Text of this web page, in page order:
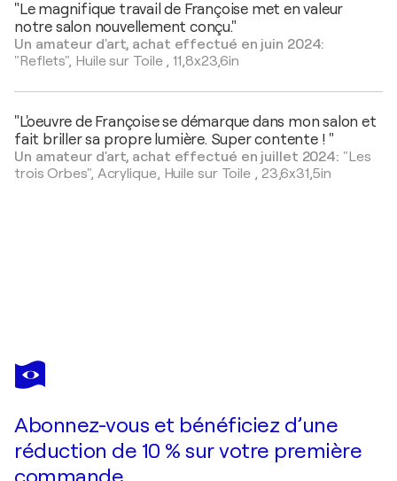
"Le magnifique travail de Françoise met en valeur
notre salon nouvellement conçu."
Un amateur d'art, achat effectué en juin 2024:
"Reflets", Huile sur Toile,11,8x23,6in
"L'oeuvre de Françoise se démarque dans mon salon et
fait briller sa propre lumière. Super contente ! "
Un amateur d'art, achat effectué en juillet 2024: "Les
trois Orbes", Acrylique, Huile sur Toile , 23,6x31,5in
FRANÇOISE DUGOURD-CAPUT
Possession
Abonnez-vous et bénéficiez d’une
réduction de 10 % sur votre première